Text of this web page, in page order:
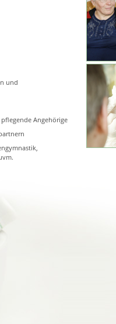
und
Angehörige